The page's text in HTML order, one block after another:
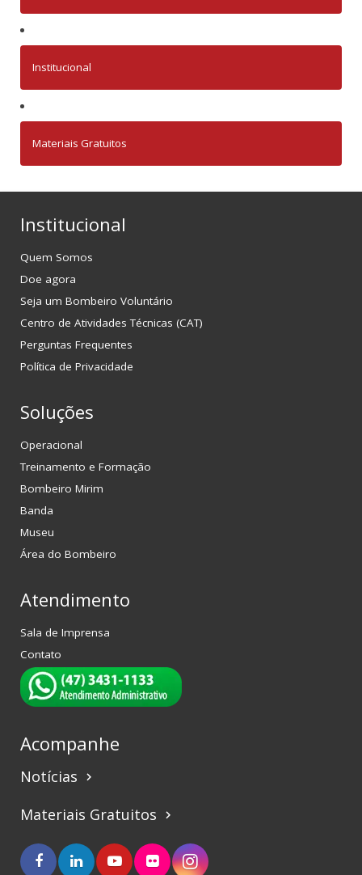
Institucional
Materiais Gratuitos
Institucional
Quem Somos
Doe agora
Seja um Bombeiro Voluntário
Centro de Atividades Técnicas (CAT)
Perguntas Frequentes
Política de Privacidade
Soluções
Operacional
Treinamento e Formação
Bombeiro Mirim
Banda
Museu
Área do Bombeiro
Atendimento
Sala de Imprensa
Contato
Acompanhe
Notícias keyboard_arrow_right
Materiais Gratuitos keyboard_arrow_right